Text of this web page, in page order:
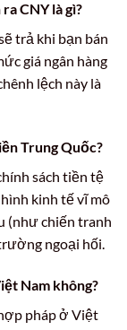
CNY là gì?
trả khi bạn bán
giá ngân hàng
lệch này là
Trung Quốc?
sách tiền tệ
kinh tế vĩ mô
(như chiến tranh
ngoại hối.
Nam không?
pháp ở Việt